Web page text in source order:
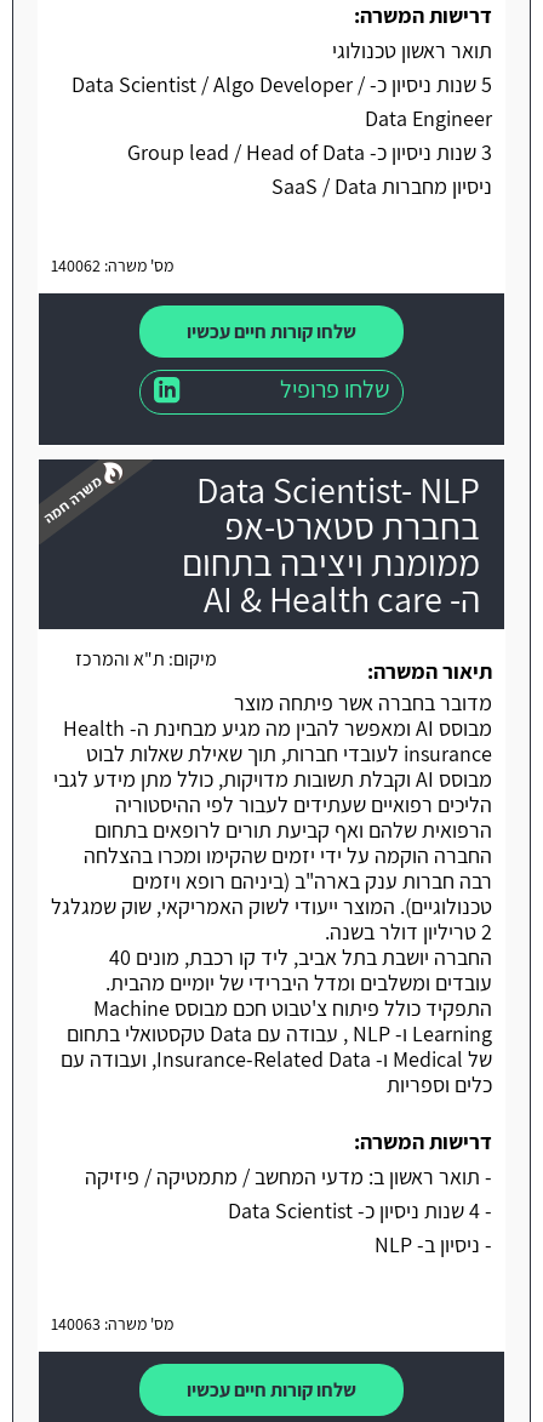
דרישות המשרה:
תואר ראשון טכנולוגי
5 שנות ניסיון כ- Data Scientist / Algo Developer /
Data Engineer
3 שנות ניסיון כ- Group lead / Head of Data
ניסיון מחברות SaaS / Data
מס' משרה: 140062
שלחו קורות חיים עכשיו
שלחו פרופיל
Data Scientist- NLP
בחברת סטארט-אפ
ממומנת ויציבה בתחום
ה- AI & Health care
מיקום: ת"א והמרכז
תיאור המשרה:
מדובר בחברה אשר פיתחה מוצר
מבוסס AI ומאפשר להבין מה מגיע מבחינת ה- Health
insurance לעובדי חברות, תוך שאילת שאלות לבוט
מבוסס AI וקבלת תשובות מדויקות, כולל מתן מידע לגבי
הליכים רפואיים שעתידים לעבור לפי ההיסטוריה
הרפואית שלהם ואף קביעת תורים לרופאים בתחום
החברה הוקמה על ידי יזמים שהקימו ומכרו בהצלחה
רבה חברות ענק בארה"ב (ביניהם רופא ויזמים
טכנולוגיים). המוצר ייעודי לשוק האמריקאי, שוק שמגלגל
2 טריליון דולר בשנה.
החברה יושבת בתל אביב, ליד קו רכבת, מונים 40
עובדים ומשלבים ומדל היברידי של יומיים מהבית.
התפקיד כולל פיתוח צ'טבוט חכם מבוסס Machine
Learning ו- NLP , עבודה עם Data טקסטואלי בתחום
של Medical ו- Insurance-Related Data, ועבודה עם
כלים וספריות
דרישות המשרה:
- תואר ראשון ב: מדעי המחשב / מתמטיקה / פיזיקה
- 4 שנות ניסיון כ- Data Scientist
- ניסיון ב- NLP
מס' משרה: 140063
שלחו קורות חיים עכשיו